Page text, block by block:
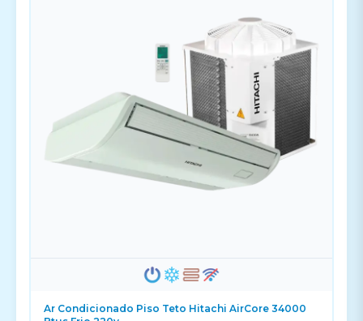
Ar Condicionado Piso Teto Hitachi AirCore 34000